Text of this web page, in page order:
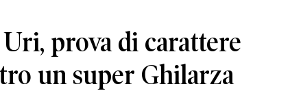
prova di carattere
un super Ghilarza